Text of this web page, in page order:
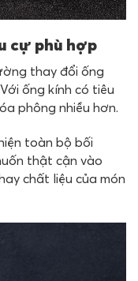
cự phù hợp
thay đổi ống
ống kính có tiêu
phông nhiều hơn.
toàn bộ bối
thật cận vào
chất liệu của món